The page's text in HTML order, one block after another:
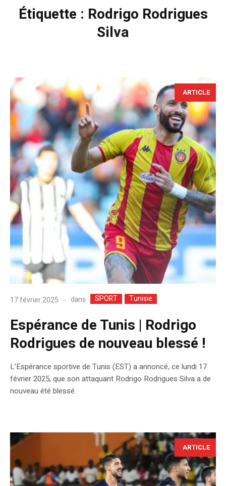
Étiquette : Rodrigo Rodrigues
Silva
ARTICLE
17 février 2025 dans SPORT Tunisie
Espérance de Tunis | Rodrigo
Rodrigues de nouveau blessé !
L’Espérance sportive de Tunis (EST) a annoncé, ce lundi 17
février 2025, que son attaquant Rodrigo Rodrigues Silva a de
nouveau été blessé.
ARTICLE